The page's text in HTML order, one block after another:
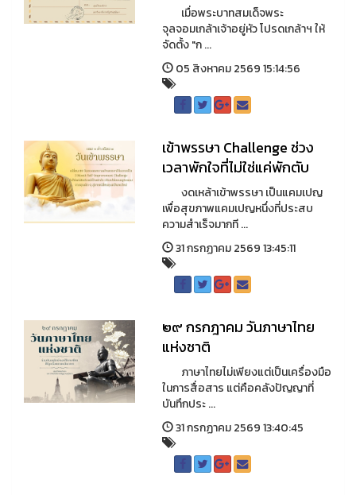
เมื่อพระบาทสมเด็จพระ
จุลจอมเกล้าเจ้าอยู่หัว โปรดเกล้าฯ ให้
จัดตั้ง "ก ...
05 สิงหาคม 2569 15:14:56
เข้าพรรษา Challenge ช่วง
เวลาพักใจที่ไม่ใช่แค่พักตับ
งดเหล้าเข้าพรรษา เป็นแคมเปญ
เพื่อสุขภาพแคมเปญหนึ่งที่ประสบ
ความสำเร็จมากที ...
31 กรกฏาคม 2569 13:45:11
๒๙ กรกฎาคม วันภาษาไทย
แห่งชาติ
ภาษาไทยไม่เพียงแต่เป็นเครื่องมือ
ในการสื่อสาร แต่คือคลังปัญญาที่
บันทึกประ ...
31 กรกฏาคม 2569 13:40:45